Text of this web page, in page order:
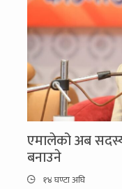
एमालेको अब
बनाउने
१४ घण्टा अघि